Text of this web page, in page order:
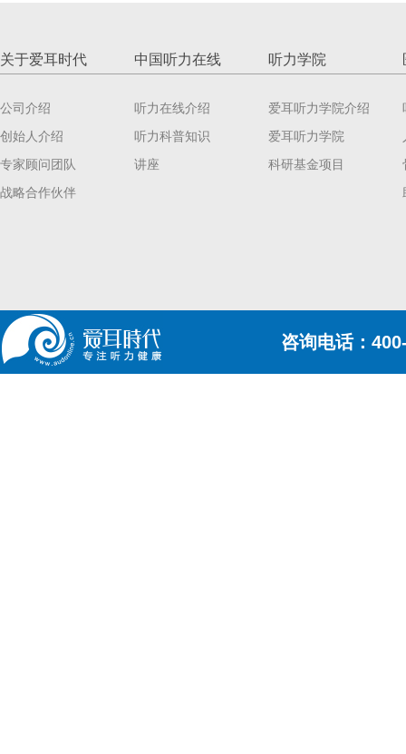
关于爱耳时代 中国听力在线 听力学院
公司介绍
创始人介绍
专家顾问团队
战略合作伙伴
听力在线介绍
听力科普知识
讲座
爱耳听力学院介绍
爱耳听力学院
科研基金项目
咨询电话：